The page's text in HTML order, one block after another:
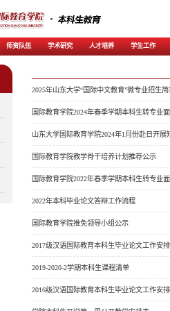
学院概况 师资
人才培养
专业介绍
本科生教育
研究生教育